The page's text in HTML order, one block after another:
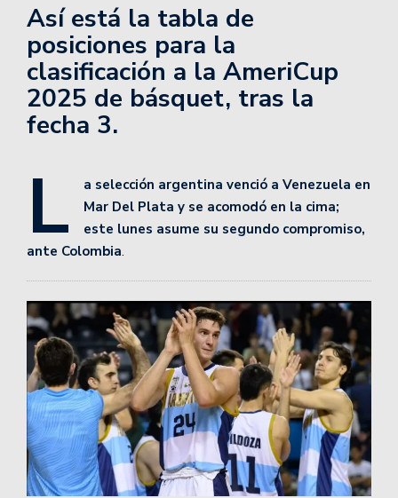
Así está la tabla de
posiciones para la
clasificación a la AmeriCup
2025 de básquet, tras la
fecha 3.
L
a selección argentina venció a Venezuela en
Mar Del Plata y se acomodó en la cima;
este lunes asume su segundo compromiso,
ante Colombia.